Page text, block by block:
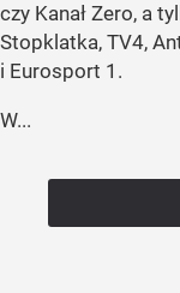
czy Kanał Zero, a
Stopklatka, TV4,
i Eurosport 1.
W...